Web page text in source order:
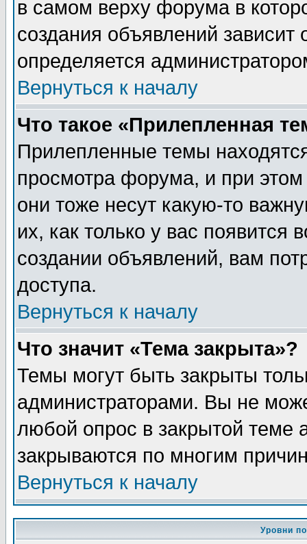
в самом верху форума в
создания объявлений зависит
определяется
Вернуться к началу
Что такое «Прилепленная
Прилепленные темы
просмотра форума, и при
они тоже несут какую-то
их, как только у вас появится
создании объявлений, вам
доступа.
Вернуться к началу
Что значит «Тема закрыта»?
Темы могут быть закрыты
администраторами. Вы не
любой опрос в закрытой теме
закрываются по многим
Вернуться к началу
Уровни